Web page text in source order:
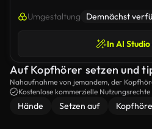
Umgestaltung Demnächst
In AI
Auf Kopfhörer setzen und
Nahaufnahme von jemandem, der
tipt.Kostenlose kommerzielle Nutzungsrechte
Hände Setzen auf